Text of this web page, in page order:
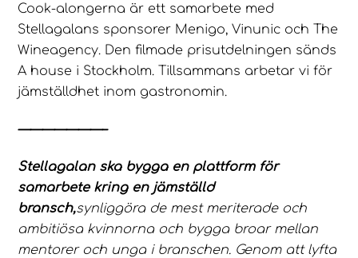
Cook-alongerna är ett samarbete med
Stellagalans sponsorer Menigo, Vinunic och The
Wineagency. Den filmade prisutdelningen sänds
A house i Stockholm. Tillsammans arbetar vi för
jämställdhet inom gastronomin.
———————–
Stellagalan ska bygga en plattform för
samarbete kring en jämställd
bransch,synliggöra de mest meriterade och
ambitiösa kvinnorna och bygga broar mellan
mentorer och unga i branschen. Genom att lyfta